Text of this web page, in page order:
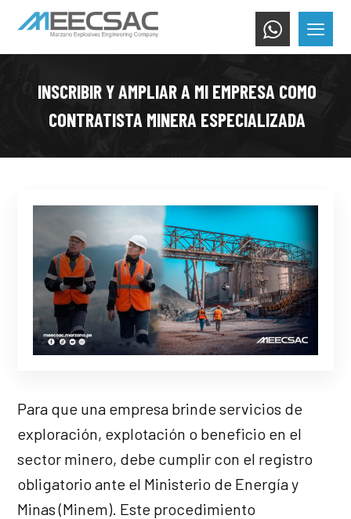
INSCRIBIR Y AMPLIAR A MI EMPRESA COMO
CONTRATISTA MINERA ESPECIALIZADA
Para que una empresa brinde servicios de
exploración, explotación o beneficio en el
sector minero, debe cumplir con el registro
obligatorio ante el Ministerio de Energía y
Minas (Minem). Este procedimiento